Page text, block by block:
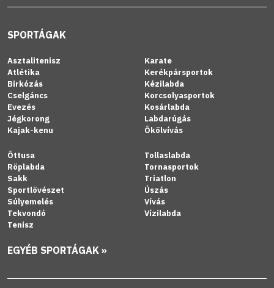
SPORTÁGAK
Asztalitenisz
Atlétika
Birkózás
Cselgáncs
Evezés
Jégkorong
Kajak-kenu
Karate
Kerékpársportok
Kézilabda
Korcsolyasportok
Kosárlabda
Labdarúgás
Ökölvívás
Öttusa
Röplabda
Sakk
Sportlövészet
Súlyemelés
Tekvondó
Tenisz
Tollaslabda
Tornasportok
Triatlon
Úszás
Vívás
Vízilabda
EGYÉB SPORTÁGAK »